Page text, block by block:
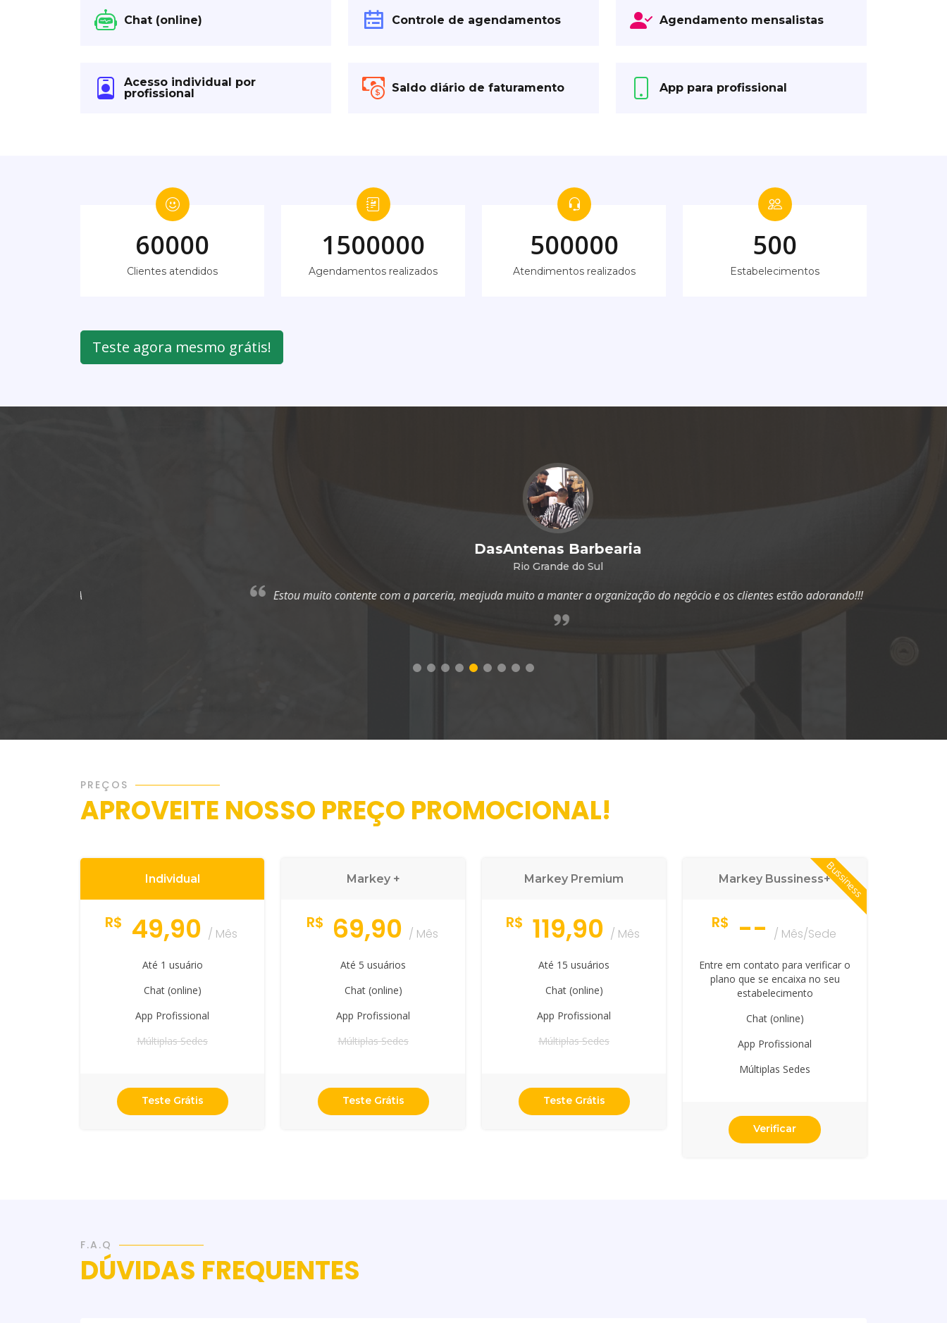
Chat (online) Controle de agendamentos Agendamento mensalistas
Acesso individual por
profissional
Saldo diário de faturamento App para profissional
60000
Clientes atendidos
1500000
Agendamentos realizados
500000
Atendimentos realizados
500
Estabelecimentos
Teste agora mesmo grátis!
DasAntenas Barbearia
Rio Grande do Sul
Estou muito contente com a parceria, meajuda muito a manter a organização do negócio e os clientes estão adorando!!!
PREÇOS
APROVEITE NOSSO PREÇO PROMOCIONAL!
Individual
R$ 49,90 / Mês
Até 1 usuário
Chat (online)
App Profissional
Múltiplas Sedes
Teste Grátis
Markey +
R$ 69,90 / Mês
Até 5 usuários
Chat (online)
App Profissional
Múltiplas Sedes
Teste Grátis
Markey Premium
R$ 119,90 / Mês
Até 15 usuários
Chat (online)
App Profissional
Múltiplas Sedes
Teste Grátis
Bussiness
Markey Bussiness+
R$ -- / Mês/Sede
Entre em contato para verificar o
plano que se encaixa no seu
estabelecimento
Chat (online)
App Profissional
Múltiplas Sedes
Verificar
F.A.Q
DÚVIDAS FREQUENTES